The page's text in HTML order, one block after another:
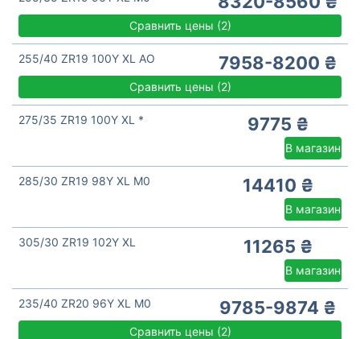
Сравнить цены (2)
255/40 ZR19 100Y XL AO 7958-8200 ₴
Сравнить цены (2)
275/35 ZR19 100Y XL * 9775 ₴
В магазин
285/30 ZR19 98Y XL M0 14410 ₴
В магазин
305/30 ZR19 102Y XL 11265 ₴
В магазин
235/40 ZR20 96Y XL M0 9785-9874 ₴
Сравнить цены (2)